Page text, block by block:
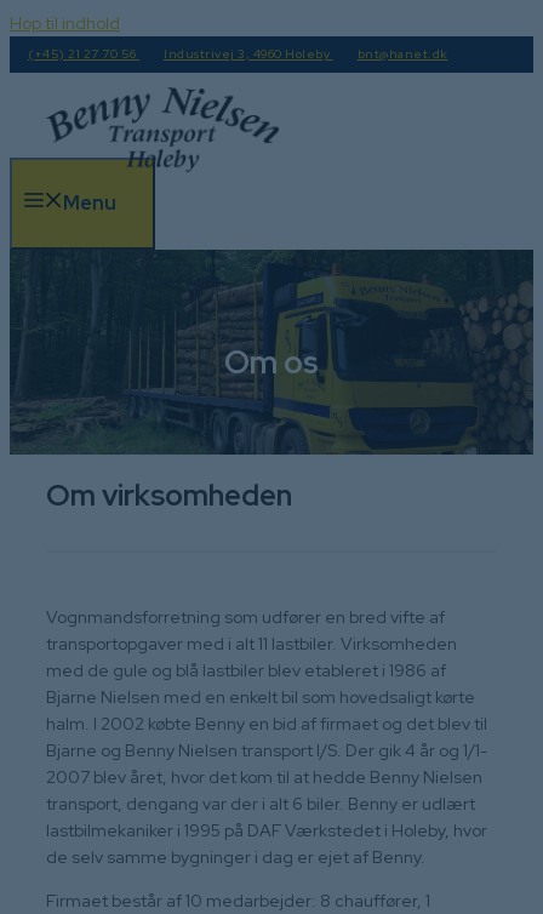
Hop til indhold
(+45) 21 27 70 56 Industrivej 3, 4960 Holeby bnt@hanet.dk
Menu
Om os
Om virksomheden
Vognmandsforretning som udfører en bred vifte af
transportopgaver med i alt 11 lastbiler. Virksomheden
med de gule og blå lastbiler blev etableret i 1986 af
Bjarne Nielsen med en enkelt bil som hovedsaligt kørte
halm. I 2002 købte Benny en bid af firmaet og det blev til
Bjarne og Benny Nielsen transport I/S. Der gik 4 år og 1/1-
2007 blev året, hvor det kom til at hedde Benny Nielsen
transport, dengang var der i alt 6 biler. Benny er udlært
lastbilmekaniker i 1995 på DAF Værkstedet i Holeby, hvor
de selv samme bygninger i dag er ejet af Benny.
​Firmaet består af 10 medarbejder: 8 chauffører, 1